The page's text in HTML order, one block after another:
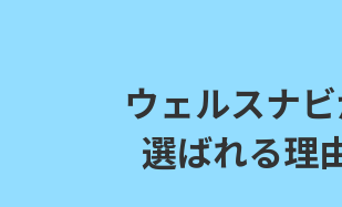
ウェルスナ
選ばれる理